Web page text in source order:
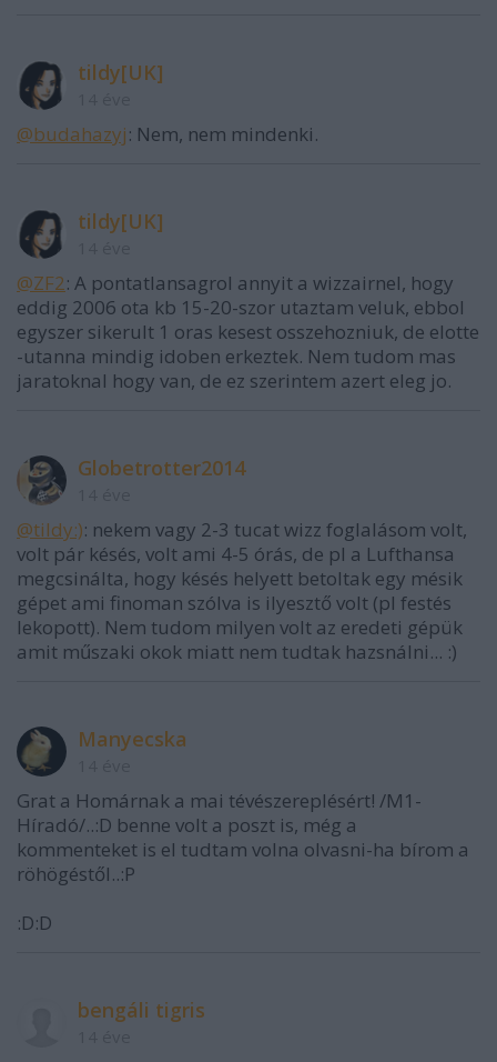
tildy[UK]
@budahazyj: Nem, nem mindenki.
tildy[UK]
@ZF2: A pontatlansagrol annyit a wizzairnel, hogy
eddig 2006 ota kb 15-20-szor utaztam veluk, ebbol
egyszer sikerult 1 oras kesest osszehozniuk, de elotte
-utanna mindig idoben erkeztek. Nem tudom mas
jaratoknal hogy van, de ez szerintem azert eleg jo.
Globetrotter2014
@tildy:): nekem vagy 2-3 tucat wizz foglalásom volt,
volt pár késés, volt ami 4-5 órás, de pl a Lufthansa
megcsinálta, hogy késés helyett betoltak egy mésik
gépet ami finoman szólva is ilyesztő volt (pl festés
lekopott). Nem tudom milyen volt az eredeti gépük
amit műszaki okok miatt nem tudtak hazsnálni... :)
Manyecska
Grat a Homárnak a mai tévészereplésért! /M1-
Híradó/..:D benne volt a poszt is, még a
kommenteket is el tudtam volna olvasni-ha bírom a
röhögéstől..:P
:D:D
bengáli tigris